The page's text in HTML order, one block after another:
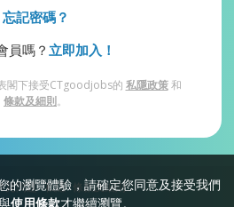
的瀏覽體驗，請確定您同意及接受我們
使用條款才繼續瀏覽。
忘記密碼？
員嗎？ 立即加入！
閣下接受CTgoodjobs的 私隱政策和
條款及細則。
見問題 私隱 條款及細則